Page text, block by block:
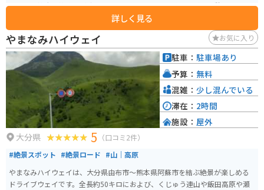
そばには雄大な筑後川が流れており、美しい景色を眺めながら休憩すること
ができます。道の駅には、地元の新鮮な野菜や果物を販売する農産物直売所
や、日田市の特産品である焼きそばや団子などを味わえる飲食店がありま
す。 また、隣接する大山町歴史民俗資料館では、大山町の歴史や文化に触れ
ることができます。周辺には、耶馬渓や杖立温泉などの観光スポットも点在
しており、観光の拠点としても最適です。バイクで訪れる際は、道の駅に併
設されている無料駐車場を利用できます。
詳しく見る
やまなみハイウェイ お気に入り
大分県 5 （口コミ2件）
#絶景スポット #絶景ロード #山｜高原
やまなみハイウェイは、大分県由布市～熊本県阿蘇市を結ぶ絶景が楽しめる
ドライブウェイです。全長約50キロにおよび、くじゅう連山や飯田高原や瀬
駐車： 駐車場あり
予算： 無料
混雑： 少し混んでいる
滞在： 2時間
施設： 屋外